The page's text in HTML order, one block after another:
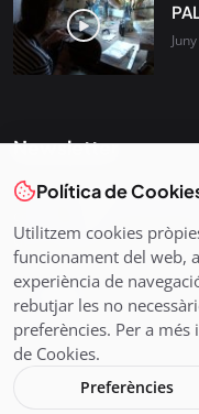
Newsletter
Tota l’actualitat,
que importa.
Política de
Utilitzem cookies
funcionament del web,
experiència de
rebutjar les no
preferències. Per a
de Cookies.
Preferències